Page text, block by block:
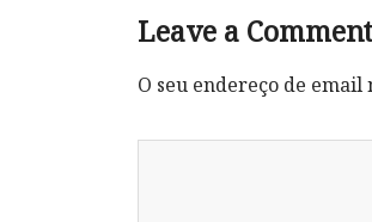
Leave a Comment
O seu endereço de